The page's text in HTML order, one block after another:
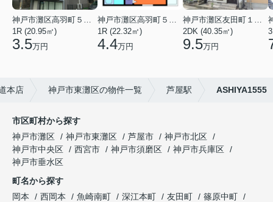
1R (20.95㎡)
3.5万円
1R (22.32㎡)
4.4万円
2DK (40.35㎡)
9.5万円
本店 神戸市東灘区の物件一覧 芦屋駅 ASHIYA1555
市区町村から探す
神戸市灘区
神戸市東灘区 芦屋市
神戸市北区
神戸市中央区
西宮市 神戸市須磨区
神戸市兵庫区
神戸市垂水区
町名から探す
岡本
西岡本 魚崎南町 深江本町 友田町
篠原中町